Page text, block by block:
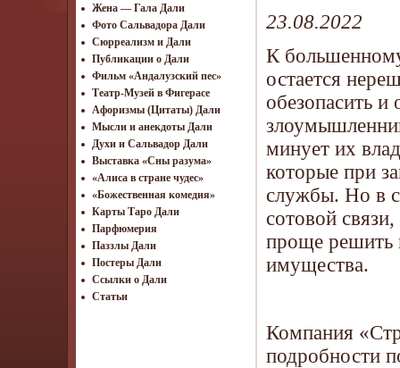
Жена — Гала Дали
Фото Сальвадора Дали
Cюрреализм и Дали
Публикации о Дали
Фильм «Андалузский пес»
Театр-Музей в Фигерасе
Афоризмы (Цитаты) Дали
Мысли и анекдоты Дали
Духи и Сальвадор Дали
Выставка «Сны разума»
«Алиса в стране чудес»
«Божественная комедия»
Карты Таро Дали
Парфюмерия
Паззлы Дали
Постеры Дали
Ссылки о Дали
Статьи
23.08.2022
К
остается
обезопасить
минует их
которые при
службы. Но в
сотовой
проще решить
имущества.
Компания
подробности